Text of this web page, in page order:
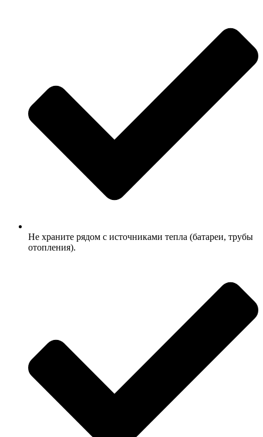
Не храните рядом с источниками тепла (батареи, трубы
отопления).